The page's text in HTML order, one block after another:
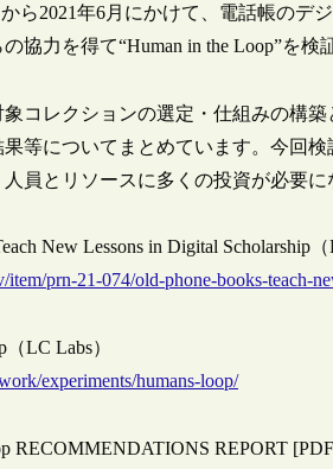
ら2021年6月にかけて、電話帳のデ
協力を得て“Human in the Loop”を検
コレクションの選定・仕組みの構
等についてまとめています。今回
員とリソースに多くの投資が必要に
New Lessons in Digital Scholarship（
prn-21-074/old-phone-books-teach-
LC Labs）
experiments/humans-loop/
RECOMMENDATIONS REPORT